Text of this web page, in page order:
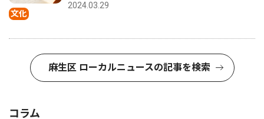
文化
2024.03.29
麻生区 ローカルニュースの記事を検索
コラム